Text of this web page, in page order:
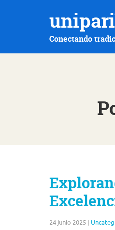
Conectando
24 junio 2025 |